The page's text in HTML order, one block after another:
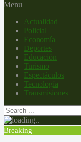
Menu
Actualidad
Policial
Economía
Deportes
Educación
Turismo
Espectáculos
Tecnología
Transmisiones
Breaking